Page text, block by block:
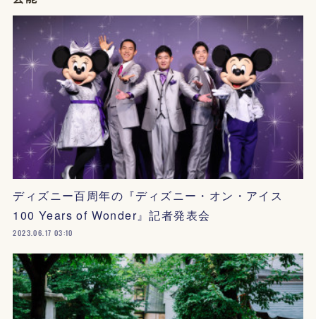
ディズニー百周年の『ディズニー・オン・アイス
100 Years of Wonder』記者発表会
2023.06.17 03:10